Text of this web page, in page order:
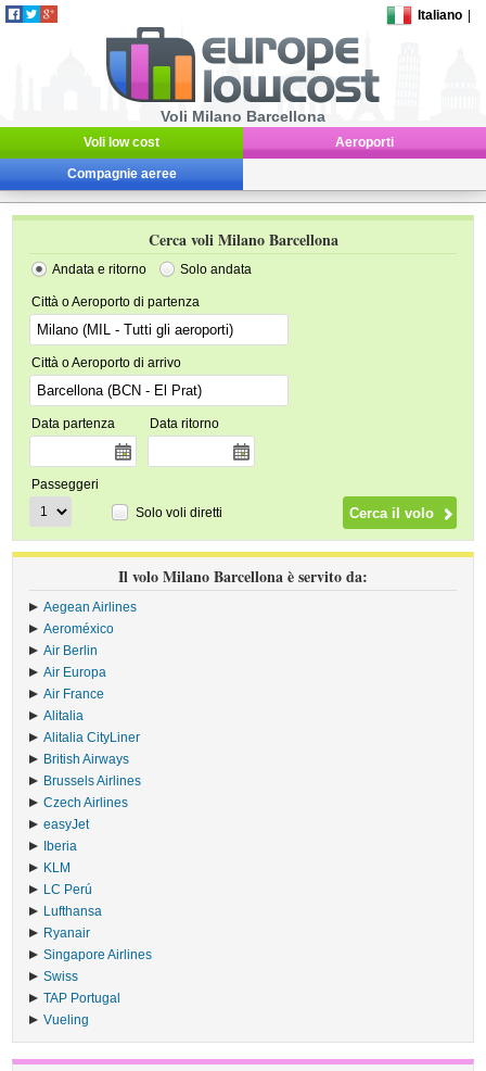
Italiano
Voli Milano Barcellona
Voli low cost Aeroporti
Compagnie aeree
Cerca voli Milano Barcellona
Andata e ritorno Solo andata
Città o Aeroporto di partenza
Città o Aeroporto di arrivo
Data partenza Data ritorno
Passeggeri
Solo voli diretti
Il volo Milano Barcellona è servito da:
Aegean Airlines
Aeroméxico
Air Berlin
Air Europa
Air France
Alitalia
Alitalia CityLiner
British Airways
Brussels Airlines
Czech Airlines
easyJet
Iberia
KLM
LC Perú
Lufthansa
Ryanair
Singapore Airlines
Swiss
TAP Portugal
Vueling